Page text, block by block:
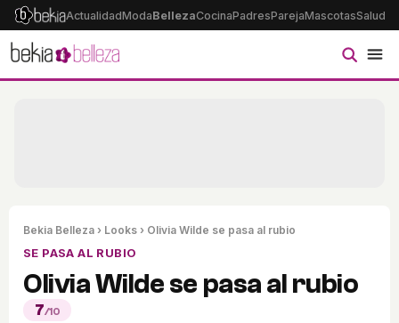
ActualidadModaBellezaCocinaPadresParejaMascotasSalud
Bekia Belleza › Looks › Olivia Wilde se pasa al rubio
SE PASA AL RUBIO
Olivia Wilde se pasa al rubio
7/10